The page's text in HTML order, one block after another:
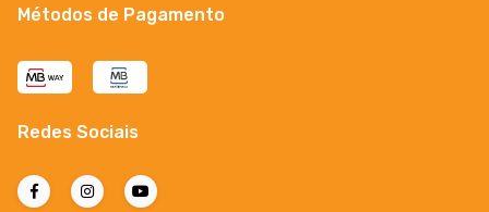
Métodos de Pagamento
Redes Sociais